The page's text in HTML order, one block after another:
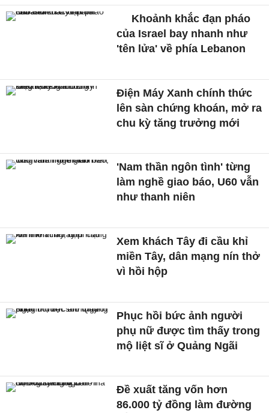
Khoảnh khắc đạn pháo
của Israel bay nhanh như
'tên lửa' về phía Lebanon
Điện Máy Xanh chính thức
lên sàn chứng khoán, mở ra
chu kỳ tăng trưởng mới
'Nam thần ngôn tình' từng
làm nghề giao báo, U60 vẫn
như thanh niên
Xem khách Tây đi cầu khỉ
miền Tây, dân mạng nín thở
vì hồi hộp
Phục hồi bức ảnh người
phụ nữ được tìm thấy trong
mộ liệt sĩ ở Quảng Ngãi
Đề xuất tăng vốn hơn
86.000 tỷ đồng làm đường